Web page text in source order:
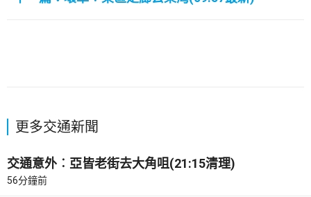
更多交通新聞
交通意外︰亞皆老街去大角咀(21:15清理)
56分鐘前